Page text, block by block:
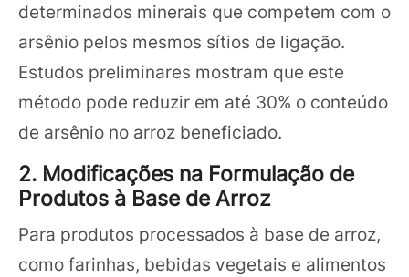
determinados minerais que competem com o
arsênio pelos mesmos sítios de ligação.
Estudos preliminares mostram que este
método pode reduzir em até 30% o conteúdo
de arsênio no arroz beneficiado.
2. Modificações na Formulação de
Produtos à Base de Arroz
Para produtos processados à base de arroz,
como farinhas, bebidas vegetais e alimentos